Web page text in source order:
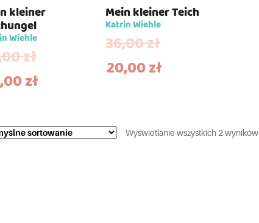
kleiner
Wiehle
zł
zł
Mein kleiner Teich
Katrin Wiehle
36,00zł
20,00zł
Wyświetlanie wszystkich 2 wyników